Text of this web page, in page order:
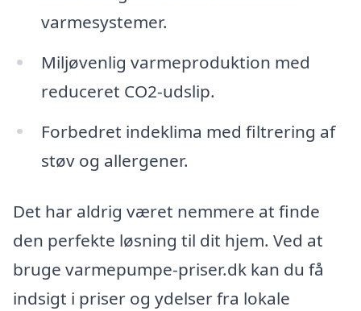
varmesystemer.
Miljøvenlig varmeproduktion med
reduceret CO2-udslip.
Forbedret indeklima med filtrering af
støv og allergener.
Det har aldrig været nemmere at finde
den perfekte løsning til dit hjem. Ved at
bruge varmepumpe-priser.dk kan du få
indsigt i priser og ydelser fra lokale